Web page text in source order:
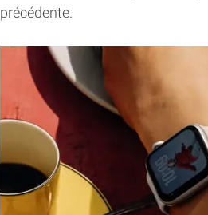
précédente.